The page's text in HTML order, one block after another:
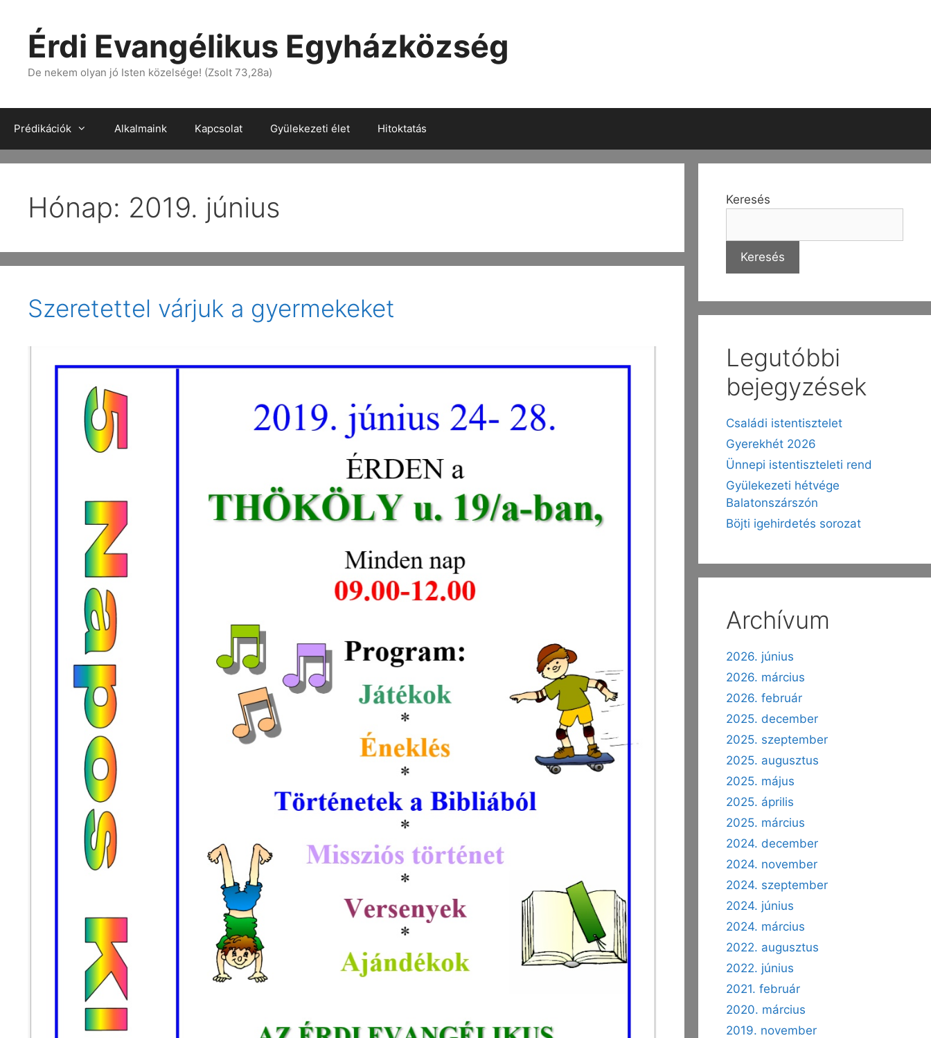
Érdi Evangélikus Egyházközség
De nekem olyan jó Isten közelsége! (Zsolt 73,28a)
Prédikációk Alkalmaink Kapcsolat Gyülekezeti élet Hitoktatás
Hónap: 2019. június
Szeretettel várjuk a gyermekeket
Keresés
Keresés
Legutóbbi
bejegyzések
Családi istentisztelet
Gyerekhét 2026
Ünnepi istentiszteleti rend
Gyülekezeti hétvége
Balatonszárszón
Böjti igehirdetés sorozat
Archívum
2026. június
2026. március
2026. február
2025. december
2025. szeptember
2025. augusztus
2025. május
2025. április
2025. március
2024. december
2024. november
2024. szeptember
2024. június
2024. március
2022. augusztus
2022. június
2021. február
2020. március
2019. november